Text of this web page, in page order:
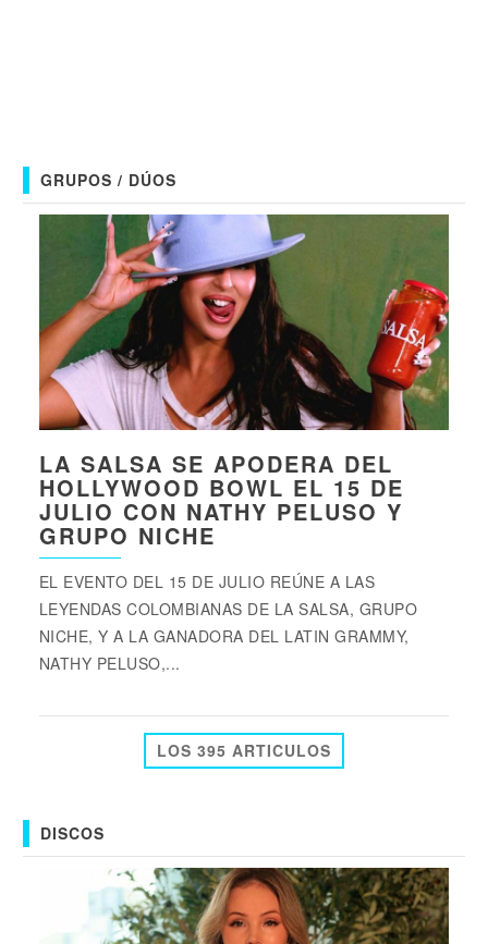
GRUPOS / DÚOS
LA SALSA SE APODERA DEL
HOLLYWOOD BOWL EL 15 DE
JULIO CON NATHY PELUSO Y
GRUPO NICHE
EL EVENTO DEL 15 DE JULIO REÚNE A LAS
LEYENDAS COLOMBIANAS DE LA SALSA, GRUPO
NICHE, Y A LA GANADORA DEL LATIN GRAMMY,
NATHY PELUSO,...
LOS 395 ARTICULOS
DISCOS